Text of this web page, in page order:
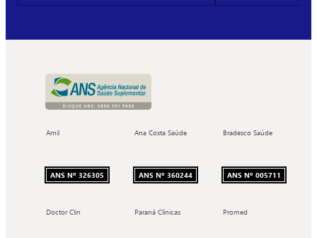
Amil
ANS Nº 326305
Ana Costa Saúde
ANS Nº 360244
Bradesco Saúde
ANS Nº 005711
Doctor Clin Paraná Clínicas Promed